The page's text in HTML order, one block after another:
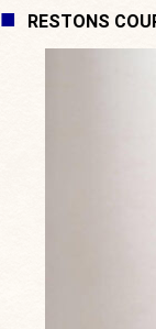
RESTONS